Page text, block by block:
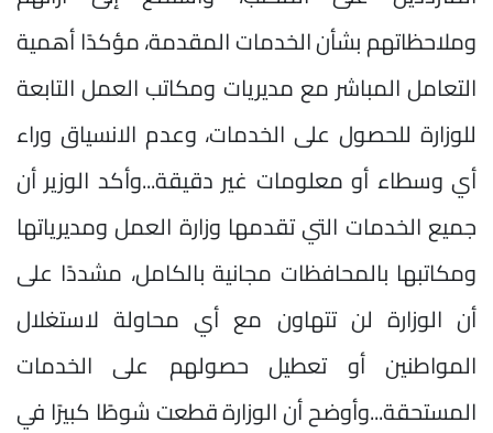
وملاحظاتهم بشأن الخدمات المقدمة، مؤكدًا أهمية
التعامل المباشر مع مديريات ومكاتب العمل التابعة
للوزارة للحصول على الخدمات، وعدم الانسياق وراء
أي وسطاء أو معلومات غير دقيقة...وأكد الوزير أن
جميع الخدمات التي تقدمها وزارة العمل ومديرياتها
ومكاتبها بالمحافظات مجانية بالكامل، مشددًا على
أن الوزارة لن تتهاون مع أي محاولة لاستغلال
المواطنين أو تعطيل حصولهم على الخدمات
المستحقة...وأوضح أن الوزارة قطعت شوطًا كبيرًا في